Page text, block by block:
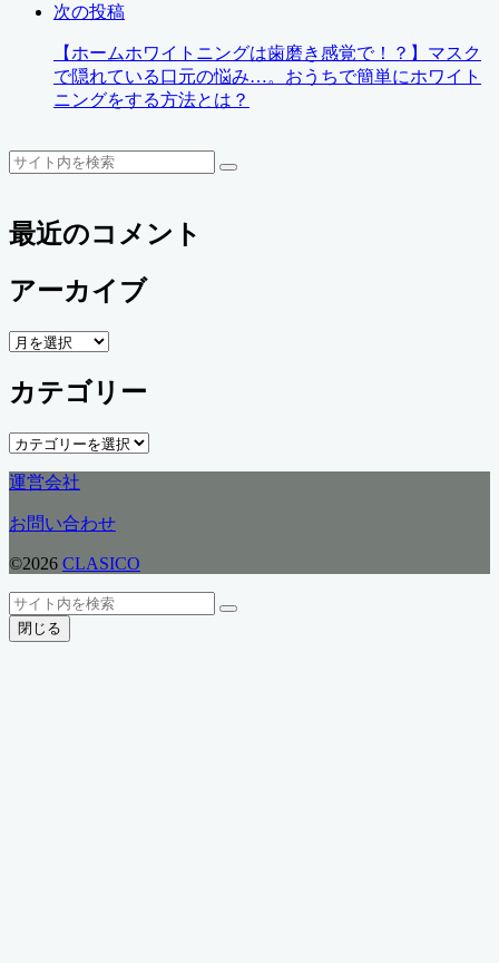
次の投稿
【ホームホワイトニングは歯磨き感覚で！？】マスク
で隠れている口元の悩み…。おうちで簡単にホワイト
ニングをする方法とは？
検
検
最近のコメント
アーカイブ
ア
カ
イ
ブ
カテゴリー
カ
ゴ
リ
ー
運営会社
お問い合わせ
©2026 CLASICO
ト
ッ
プ
検
索
検
閉じる